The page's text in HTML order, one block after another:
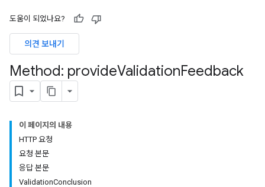
도움이 되었나요?
의견 보내기
Method: provideValidationFeedback
이 페이지의 내용
HTTP 요청
요청 본문
응답 본문
ValidationConclusion